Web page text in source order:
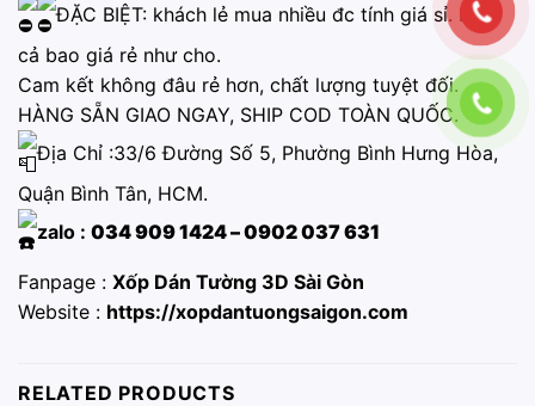
ĐẶC BIỆT: khách lẻ mua nhiều đc tính giá sỉ. Mua
cả bao giá rẻ như cho.
Cam kết không đâu rẻ hơn, chất lượng tuyệt đối.
HÀNG SẴN GIAO NGAY, SHIP COD TOÀN QUỐC.
Địa Chỉ :33/6 Đường Số 5, Phường Bình Hưng Hòa,
Quận Bình Tân, HCM.
zalo : 034 909 1424 – 0902 037 631
Fanpage : Xốp Dán Tường 3D Sài Gòn
Website : https://xopdantuongsaigon.com
RELATED PRODUCTS